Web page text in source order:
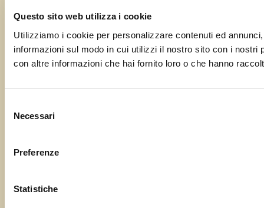
Questo sito web utilizza i cookie
Utilizziamo i cookie per personalizzare contenuti ed
informazioni sul modo in cui utilizzi il nostro sito con i nostri
con altre informazioni che hai fornito loro o che hanno
delNecessari
Preferenze
Statistiche